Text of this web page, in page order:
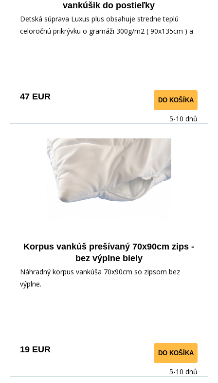
vankúšik do postieľky
Detská súprava Luxus plus obsahuje stredne teplú
celoročnú prikrývku o gramáži 300g/m2 ( 90x135cm ) a
47 EUR DO KOŠÍKA
5-10 dnů
Korpus vankúš prešívaný 70x90cm zips -
bez výplne biely
Náhradný korpus vankúša 70x90cm so zipsom bez
výplne.
19 EUR DO KOŠÍKA
5-10 dnů